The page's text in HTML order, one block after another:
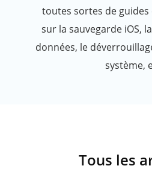
toutes sortes de
sur la sauvegarde iOS,
données, le
système,
Tous les